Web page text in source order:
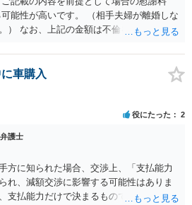
能性が高いです。 （相手夫婦が離婚しな
） なお、上記の金額は不倫をした２名が
償ができることになります。 その求償権
は、６０万円から８０万円程度になるこ
離婚しませんので、減額してでも求償権
あることになります。） ５年後に離婚す
に影響が出る可能性はないと考えます。
弁護士費用は、ご依頼になる弁護士によ
認いただくといいですよ。 ご質問に対す
あれば、ご依頼になるかは別にして、お
て、今後の対応についてアドバイスを求
す。 ご参考にしていただけますと幸いで
車購入
役にたった 2
護士
方に知られた場合、交渉上、「支払能力
れ、減額交渉に影響する可能性はありま
支払能力だけで決まるものではなく、不